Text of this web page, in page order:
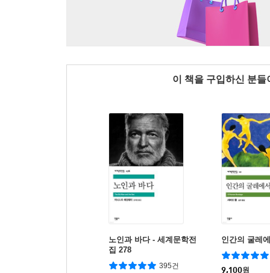
이 책을 구입하신 분
노인과 바다 - 세계문학전
집 278
395건
인간의 굴레
9,100원